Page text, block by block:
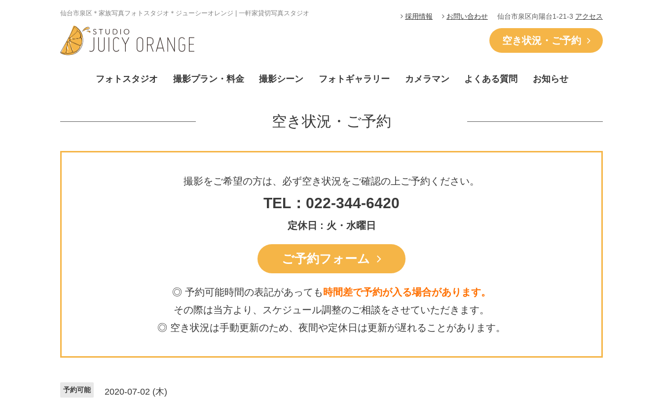
仙台市泉区＊家族写真フォトスタジオ＊ジューシーオレンジ | 一軒家貸切写真スタジオ 採用情報 お問い合わせ 仙台市泉区向陽台1-21-3 アクセス
空き状況・ご予約
フォトスタジオ 撮影プラン・料金 撮影シーン フォトギャラリー カメラマン よくある質問 お知らせ
空き状況・ご予約
撮影をご希望の方は、必ず空き状況をご確認の上ご予約ください。
TEL：022-344-6420
定休日 : 火・水曜日
ご予約フォーム
◎ 予約可能時間の表記があっても 時間差で予約が入る場合があります。
その際は当方より、スケジュール調整のご相談をさせていただきます。
◎ 空き状況は手動更新のため、 夜間や定休日は更新が遅れることがあります。
予約可能 2020-07-02 (木)